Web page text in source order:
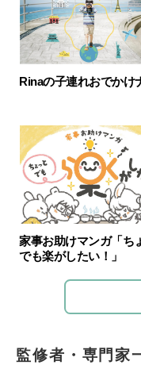
Rinaの子連れおでかけ
家事お助けマンガ「ち
でも楽がしたい！」
監修者・専門家